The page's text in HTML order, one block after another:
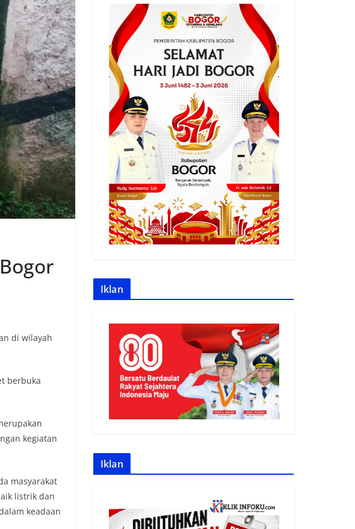
di wilayah
berbuka
kegiatan
masyarakat
listrik dan
keadaan
Iklan
Iklan